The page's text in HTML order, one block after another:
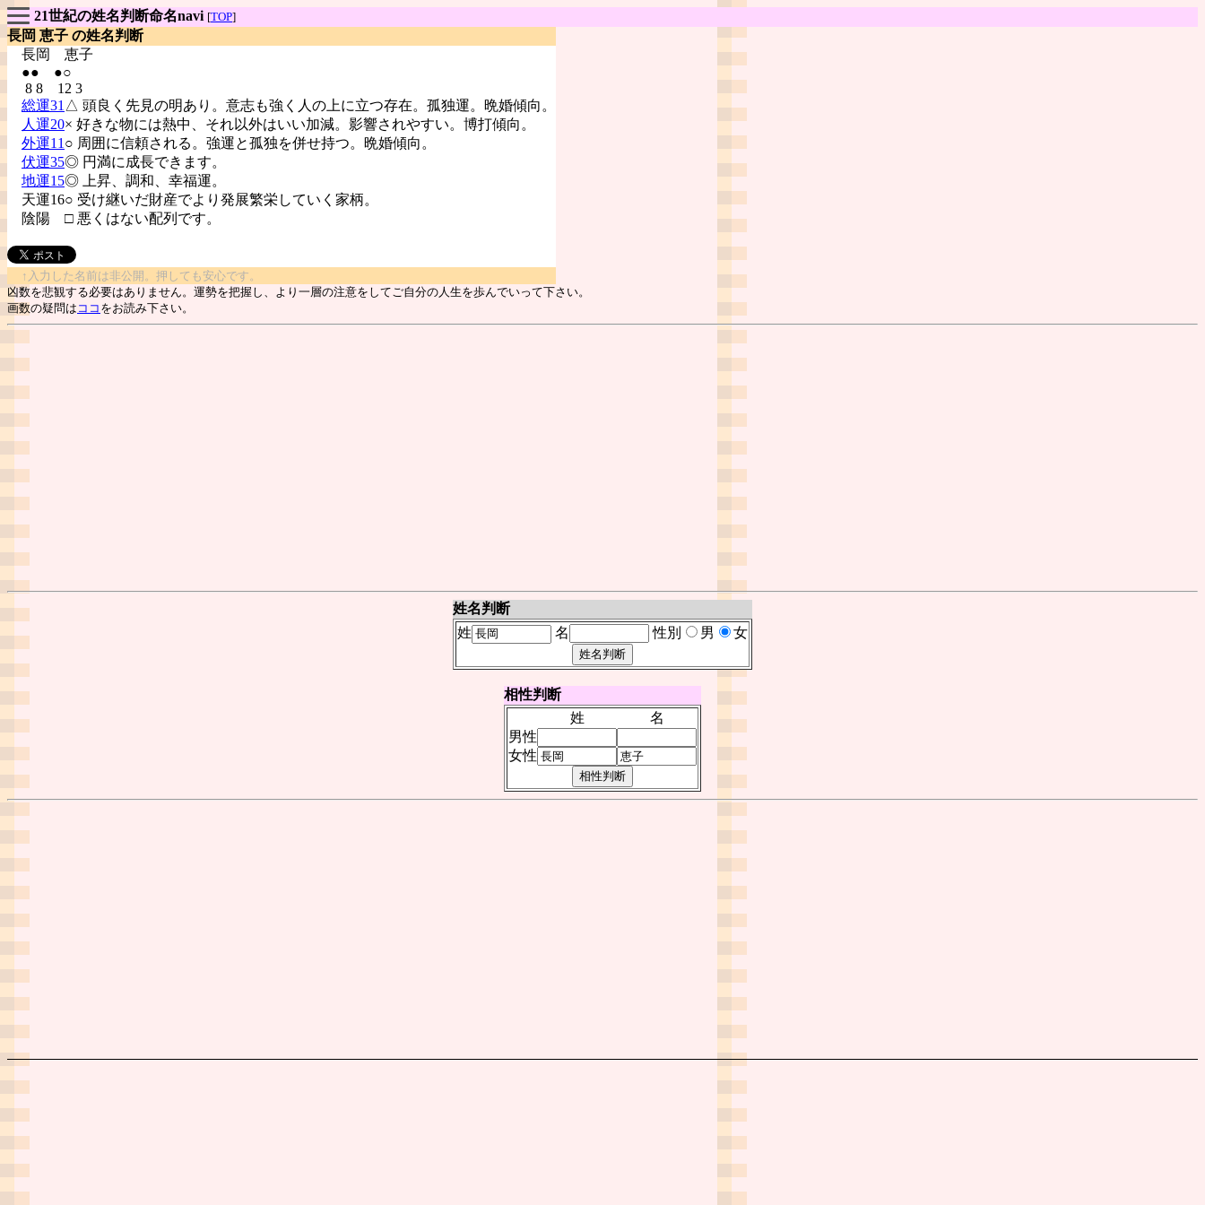
21世紀の姓名判断命名navi [TOP]
長岡 恵子 の姓名判断
長岡 恵子
●● ●○
8 8 12 3
総運31 △ 頭良く先見の明あり。意志も強く人の上に立つ存在。孤独運。晩婚傾向。
人運20× 好きな物には熱中、それ以外はいい加減。影響されやすい。博打傾向。
外運11 ○ 周囲に信頼される。強運と孤独を併せ持つ。晩婚傾向。
伏運35◎ 円満に成長できます。
地運15◎ 上昇、調和、幸福運。
天運16○ 受け継いだ財産でより発展繁栄していく家柄。
陰陽 □ 悪くはない配列です。
↑入力した名前は非公開。押しても安心です。
凶数を悲観する必要はありません。運勢を把握し、より一層の注意をしてご自分の人生を歩んでいって下さい。
画数の疑問は ココ をお読み下さい。
姓名判断
姓
名 性別 男 女
相性判断
姓
名
男性
女性